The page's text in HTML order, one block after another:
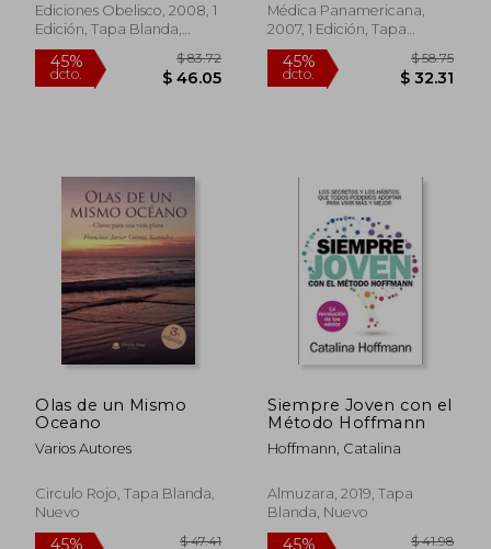
45% 45%
Ediciones Obelisco, 2008, 1
Edición, Tapa Blanda,
Nuevo
Médica Panamericana,
2007, 1 Edición, Tapa
Blanda, Nuevo
Olas de un Mismo
Oceano
Varios Autores
Circulo Rojo, Tapa Blanda,
Nuevo
Siempre Joven con el
Método Hoffmann
Hoffmann, Catalina
Almuzara, 2019, Tapa
Blanda, Nuevo